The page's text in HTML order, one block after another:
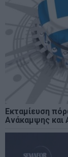
Εκταμίευση
Ανάκαμψης και